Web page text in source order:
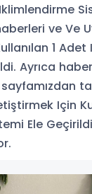
ve Ve
1
Ayrıca
Için
Ele